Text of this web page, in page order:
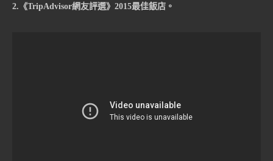
2.《TripAdvisor網友評選》2015最佳飯店。